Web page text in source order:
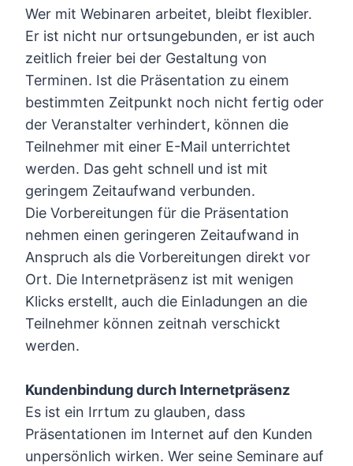
Wer mit Webinaren arbeitet, bleibt flexibler.
Er ist nicht nur ortsungebunden, er ist auch
zeitlich freier bei der Gestaltung von
Terminen. Ist die Präsentation zu einem
bestimmten Zeitpunkt noch nicht fertig oder
der Veranstalter verhindert, können die
Teilnehmer mit einer E-Mail unterrichtet
werden. Das geht schnell und ist mit
geringem Zeitaufwand verbunden.
Die Vorbereitungen für die Präsentation
nehmen einen geringeren Zeitaufwand in
Anspruch als die Vorbereitungen direkt vor
Ort. Die Internetpräsenz ist mit wenigen
Klicks erstellt, auch die Einladungen an die
Teilnehmer können zeitnah verschickt
werden.
Kundenbindung durch Internetpräsenz
Es ist ein Irrtum zu glauben, dass
Präsentationen im Internet auf den Kunden
unpersönlich wirken. Wer seine Seminare auf